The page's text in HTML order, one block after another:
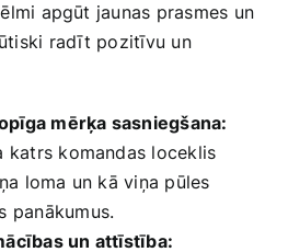
apgūt jaunas prasmes un
⁤radīt pozitīvu ‌un
mērķa sasniegšana:
katrs komandas loceklis
loma un kā viņa pūles
‍panākumus.
un attīstība: